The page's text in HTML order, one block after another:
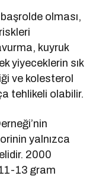
olması,
kuyruk
yiyeceklerin sık
ve kolesterol
tehlikeli olabilir.
yalnızca
2000
13 gram